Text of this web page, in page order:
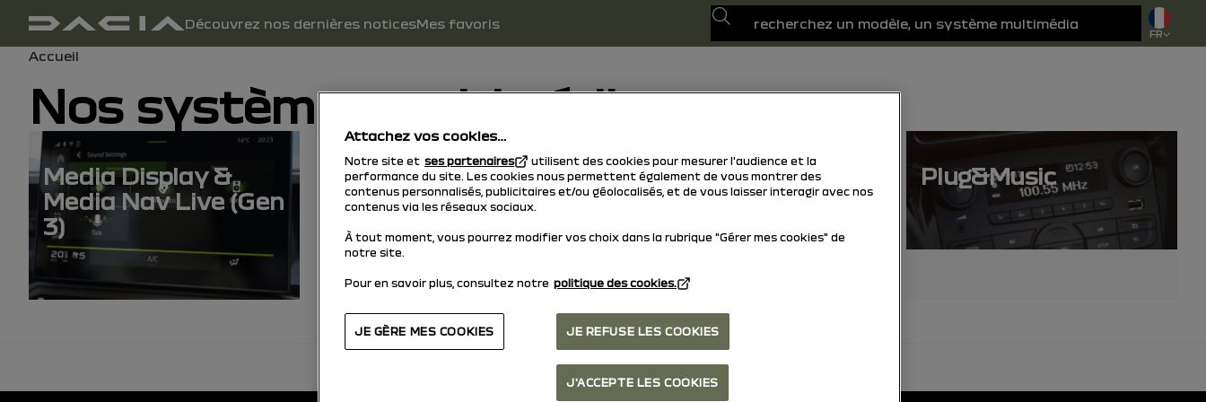
Manuel d'utilisation Navigation principale
Découvrez nos dernières noticesMes favoris
Recherche
FR
Fil d'ariane
Accueil
Nos systèmes multimédias
Media Display &
Media Nav Live (Gen
3)
Media Control New Media Nav Plug&Music
retour en haut
Attachez vos cookies…
Notre site et ses partenaires
utilisent des cookies pour mesurer l'audience et la
performance du site. Les cookies nous permettent également de vous montrer des
contenus personnalisés, publicitaires et/ou géolocalisés, et de vous laisser interagir avec nos
contenus via les réseaux sociaux.
À tout moment, vous pourrez modifier vos choix dans la rubrique "Gérer mes cookies" de
notre site.
Pour en savoir plus, consultez notre politique des cookies.
JE REFUSE LES COOKIES
J'ACCEPTE LES COOKIES
JE GÈRE MES COOKIES